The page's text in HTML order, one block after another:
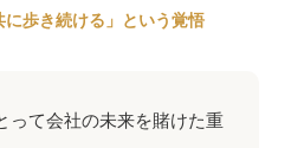
歩き続ける」という覚悟
って会社の未来を賭けた重